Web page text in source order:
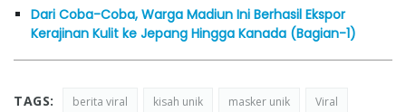
Dari Coba-Coba, Warga Madiun Ini Berhasil Ekspor
Kerajinan Kulit ke Jepang Hingga Kanada (Bagian-1)
TAGS: berita viral kisah unik masker unik Viral